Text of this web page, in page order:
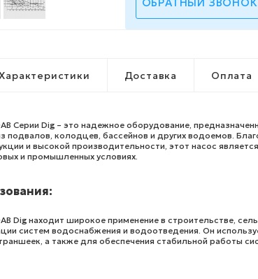
Доставка Оплата
Серии Dig – это надежное оборудование,
подвалов, колодцев, бассейнов и других водоемов.
и высокой производительности, этот насос
и промышленных условиях.
Dig находит широкое применение в строительстве,
систем водоснабжения и водоотведения. Он
а также для обеспечения стабильной работы